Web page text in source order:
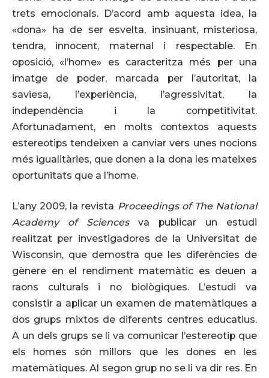
trets emocionals. D’acord amb aquesta idea, la
«dona» ha de ser esvelta, insinuant, misteriosa,
tendra, innocent, maternal i respectable. En
oposició, «l’home» es caracteritza més per una
imatge de poder, marcada per l’autoritat, la
saviesa, l’experiència, l’agressivitat, la
independència i la competitivitat.
Afortunadament, en molts contextos aquests
estereotips tendeixen a canviar vers unes nocions
més igualitàries, que donen a la dona les mateixes
oportunitats que a l’home.
L’any 2009, la revista Proceedings of The National
Academy of Sciencesva publicar un estudi
realitzat per investigadores de la Universitat de
Wisconsin, que demostra que les diferències de
gènere en el rendiment matemàtic es deuen a
raons culturals i no biològiques. L’estudi va
consistir a aplicar un examen de matemàtiques a
dos grups mixtos de diferents centres educatius.
A un dels grups se li va comunicar l’estereotip que
els homes són millors que les dones en les
matemàtiques. Al segon grup no se li va dir res. En